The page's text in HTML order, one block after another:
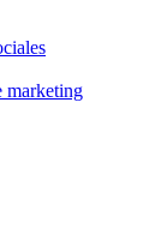
marketing